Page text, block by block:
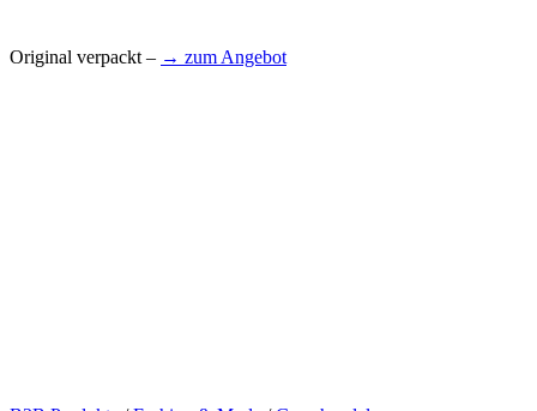
Original verpackt – → zum Angebot